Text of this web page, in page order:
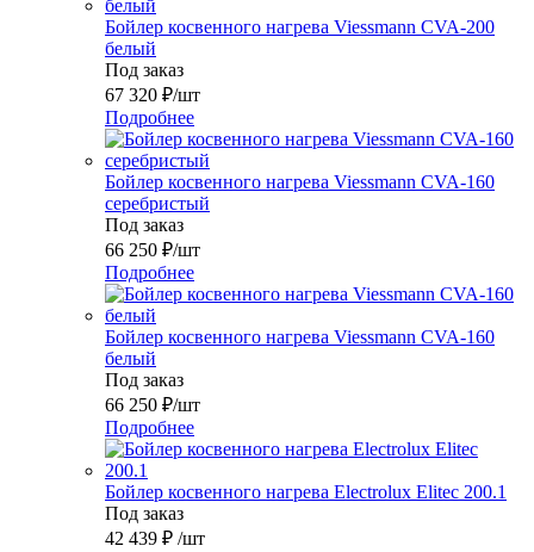
Бойлер косвенного нагрева Viessmann CVA-200
белый
Под заказ
67 320 ₽/шт
Подробнее
Бойлер косвенного нагрева Viessmann CVA-160
серебристый
Под заказ
66 250 ₽/шт
Подробнее
Бойлер косвенного нагрева Viessmann CVA-160
белый
Под заказ
66 250 ₽/шт
Подробнее
Бойлер косвенного нагрева Electrolux Elitec 200.1
Под заказ
42 439 ₽ /шт